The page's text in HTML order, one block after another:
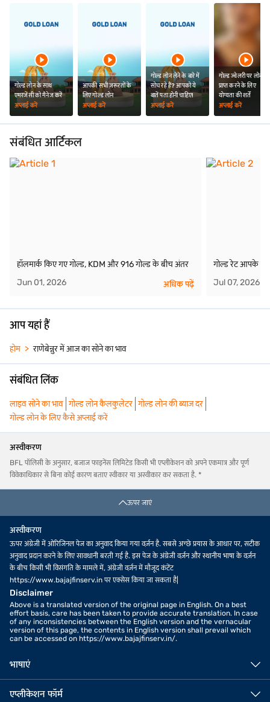
गोल्ड लोन के साथ
एमरजेंसी को मैनेज करें
अप्लाई करें
आपकी सभी ज़रूरतों के
लिए गोल्ड लोन
अप्लाई करें
गोल्ड लोन लेने के बारे में
सोच रहे हैं? आपको ये
बातें पता होनी चाहिए!
अप्लाई करें
गोल्ड ज्वेलरी पर लोन
प्राप्त करने के लिए
योग्यता की शर्तें
अप्लाई करें
संबंधित आर्टिकल
हॉलमार्क किए गए गोल्ड, KDM और 916 गोल्ड के बीच अंतर
Jun 01, 2026
अधिक पढ़ें
गोल्ड रेट आपके
Jul 07, 2026
आप यहां हैं
होम राणेबेन्नुर में आज का सोने का भाव
संबंधित लिंक
लाइव सोने का भाव गोल्ड लोन कैलकुलेटर गोल्ड लोन की ब्याज दर
गोल्ड लोन के लिए कैसे अप्लाई करें
अस्वीकरण
BFL पॉलिसी के अनुसार, बजाज फाइनेंस लिमिटेड किसी भी एप्लीकेशन को अपने एकमात्र और पूर्ण
विवेकाधिकार से बिना कोई कारण बताए स्वीकार या अस्वीकार कर सकता है. *
ऊपर जाएं
अस्वीकरण
ऊपर अंग्रेजी में ओरिजिनल पेज का अनुवाद किया गया वर्ज़न है. सबसे अच्छे प्रयास के आधार पर, सटीक
अनुवाद प्रदान करने के लिए सावधानी बरती गई है. इस पेज के अंग्रेजी वर्ज़न और स्थानीय भाषा के वर्ज़न
के बीच किसी भी विसंगति के मामले में, अंग्रेजी वर्ज़न में मौजूद कंटेंट
https://www.bajajfinserv.in पर एक्सेस किया जा सकता है|
Disclaimer
Above is a translated version of the original page in English. On a best
effort basis, care has been taken to provide accurate translation. In case
of any inconsistencies between the English version and the vernacular
version of this page, the contents in English version shall prevail which
can be accessed on https://www.bajajfinserv.in/.
भाषाएं
एप्लीकेशन फॉर्म